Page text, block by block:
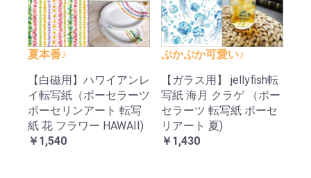
夏本番♪
【白磁用】ハワイアンレ
イ転写紙（ポーセラーツ
ポーセリンアート 転写
紙 花 フラワー HAWAII)
￥1,540
ぷかぷか可愛い♪
【ガラス用】 jellyfish転
写紙 海月 クラゲ （ポー
セラーツ 転写紙 ポーセ
リアート 夏)
￥1,430